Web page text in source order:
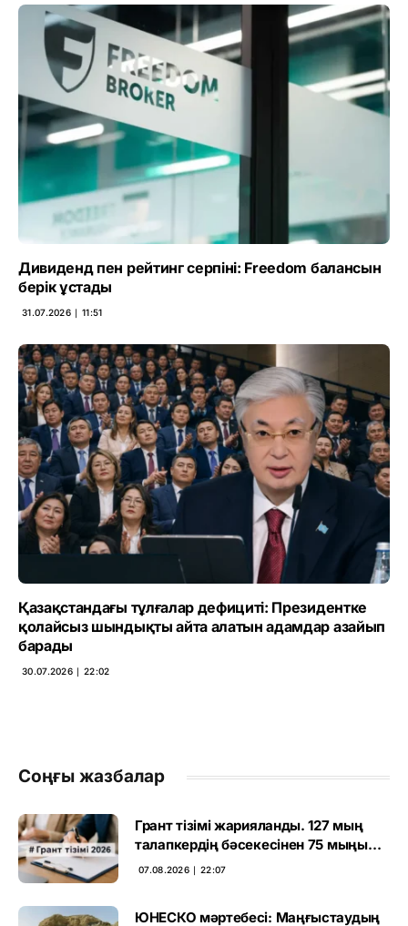
Дивиденд пен рейтинг серпіні: Freedom балансын
берік ұстады
31.07.2026 ∣ 11:51
Қазақстандағы тұлғалар дефициті: Президентке
қолайсыз шындықты айта алатын адамдар азайып
барады
30.07.2026 ∣ 22:02
Соңғы жазбалар
Грант тізімі жарияланды. 127 мың
талапкердің бәсекесінен 75 мыңы
өтті
07.08.2026 ∣ 22:07
ЮНЕСКО мәртебесі: Маңғыстаудың